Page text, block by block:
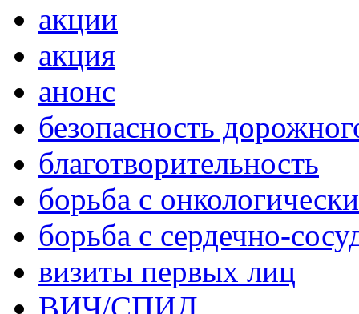
акции
акция
анонс
безопасность
благотворительность
борьба с
борьба с сердечно-
визиты первых лиц
ВИЧ/СПИД